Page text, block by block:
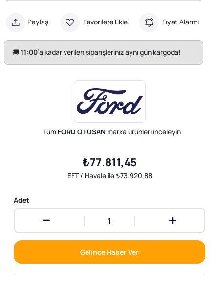
Paylaş Favorilere Ekle Fiyat Alarmı
🚚11:00’a kadar verilen siparişleriniz aynı gün kargoda!
Tüm FORD OTOSAN marka ürünleri inceleyin
₺77.811,45
EFT / Havale ile ₺73.920,88
Adet
Gelince Haber Ver